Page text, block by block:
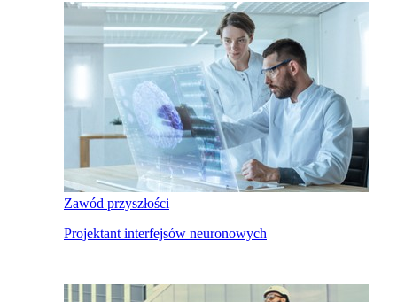
Zawód przyszłości
Projektant interfejsów neuronowych